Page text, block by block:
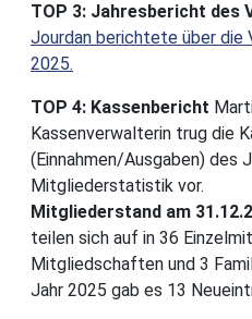
TOP 3: Jahresbericht des
Jourdan berichtete über die
2025.
TOP 4: Kassenbericht
Kassenverwalterin trug die
(Einnahmen/Ausgaben) des
Mitgliederstatistik vor.
Mitgliederstand am
teilen sich auf in 36
Mitgliedschaften und 3
Jahr 2025 gab es 13